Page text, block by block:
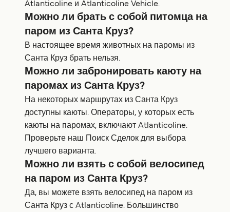
Atlanticoline и Atlanticoline Vehicle.
Можно ли брать с собой питомца на
паром из Санта Круз?
В настоящее время животных на паромы из
Санта Круз брать нельзя.
Можно ли забронировать каюту на
паромах из Санта Круз?
На некоторых маршрутах из Санта Круз
доступны каюты. Операторы, у которых есть
каюты на паромах, включают Atlanticoline.
Проверьте наш Поиск Сделок для выбора
лучшего варианта.
Можно ли взять с собой велосипед
на паром из Санта Круз?
Да, вы можете взять велосипед на паром из
Санта Круз с Atlanticoline. Большинство